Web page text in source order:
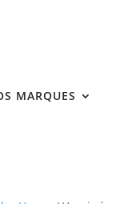
MARQUES